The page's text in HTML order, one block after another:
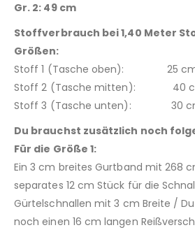
Gr. 2: 49 cm
Stoffverbrauch bei 1,40 Meter
Größen:
Stoff 1 (Tasche oben): 25
Stoff 2 (Tasche mitten): 40
Stoff 3 (Tasche unten): 30
Du brauchst zusätzlich noch
Für die Größe 1:
Ein 3 cm breites Gurtband mit 268
separates 12 cm Stück für die
Gürtelschnallen mit 3 cm Breite /
noch einen 16 cm langen